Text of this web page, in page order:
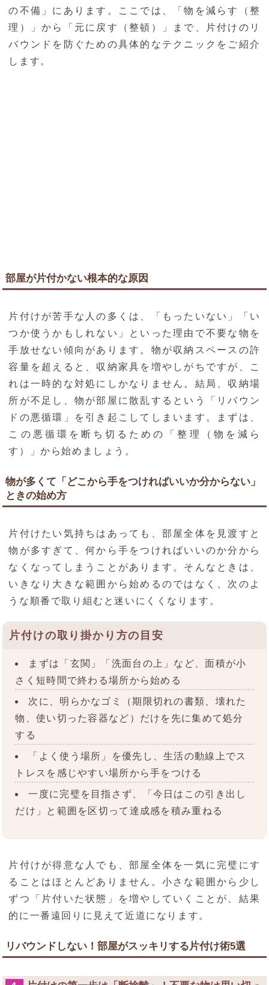
の不備」にあります。ここでは、「物を減らす（整
理）」から「元に戻す（整頓）」まで、片付けのリ
バウンドを防ぐための具体的なテクニックをご紹介
します。
部屋が片付かない根本的な原因
片付けが苦手な人の多くは、「もったいない」「い
つか使うかもしれない」といった理由で不要な物を
手放せない傾向があります。物が収納スペースの許
容量を超えると、収納家具を増やしがちですが、こ
れは一時的な対処にしかなりません。結局、収納場
所が不足し、物が部屋に散乱するという「リバウン
ドの悪循環」を引き起こしてしまいます。まずは、
この悪循環を断ち切るための「整理（物を減ら
す）」から始めましょう。
物が多くて「どこから手をつければいいか分からない」
ときの始め方
片付けたい気持ちはあっても、部屋全体を見渡すと
物が多すぎて、何から手をつければいいのか分から
なくなってしまうことがあります。そんなときは、
いきなり大きな範囲から始めるのではなく、次のよ
うな順番で取り組むと迷いにくくなります。
片付けの取り掛かり方の目安
まずは「玄関」「洗面台の上」など、面積が小
さく短時間で終わる場所から始める
次に、明らかなゴミ（期限切れの書類、壊れた
物、使い切った容器など）だけを先に集めて処分
する
「よく使う場所」を優先し、生活の動線上でス
トレスを感じやすい場所から手をつける
一度に完璧を目指さず、「今日はこの引き出し
だけ」と範囲を区切って達成感を積み重ねる
片付けが得意な人でも、部屋全体を一気に完璧にす
ることはほとんどありません。小さな範囲から少し
ずつ「片付いた状態」を増やしていくことが、結果
的に一番遠回りに見えて近道になります。
リバウンドしない！部屋がスッキリする片付け術5選